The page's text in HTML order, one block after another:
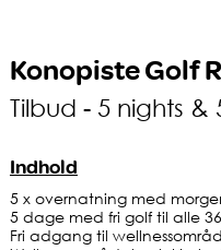
Konopiste Golf
Tilbud - 5 nights &
Indhold
5 x overnatning med
5 dage med fri golf til alle
Fri adgang til